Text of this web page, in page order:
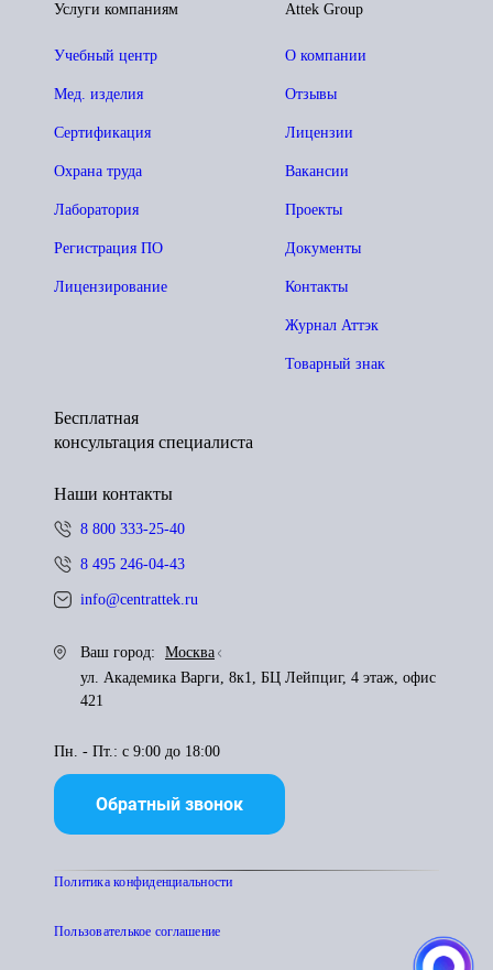
Attek Group
О компании
Отзывы
Лицензии
Вакансии
Проекты
Документы
Контакты
Журнал Аттэк
Товарный знак
Услуги компаниям
Учебный центр
Мед. изделия
Сертификация
Охрана труда
Лаборатория
Регистрация ПО
Лицензирование
Бесплатная
консультация специалиста
Наши контакты
8 800 333-25-40
8 495 246-04-43
info@centrattek.ru
Ваш город:
Москва
ул. Академика Варги, 8к1, БЦ Лейпциг, 4 этаж, офис
421
Пн. - Пт.: с 9:00 до 18:00
Обратный звонок
Политика конфиденциальности
Пользователькое соглашение